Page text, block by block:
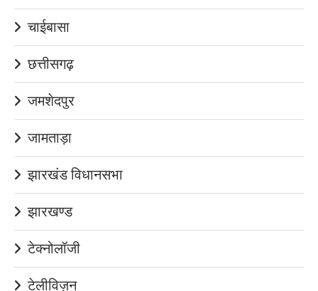
चाईबासा
छत्तीसगढ़
जमशेदपुर
जामताड़ा
झारखंड विधानसभा
झारखण्ड
टेक्नोलॉजी
टेलीविज़न